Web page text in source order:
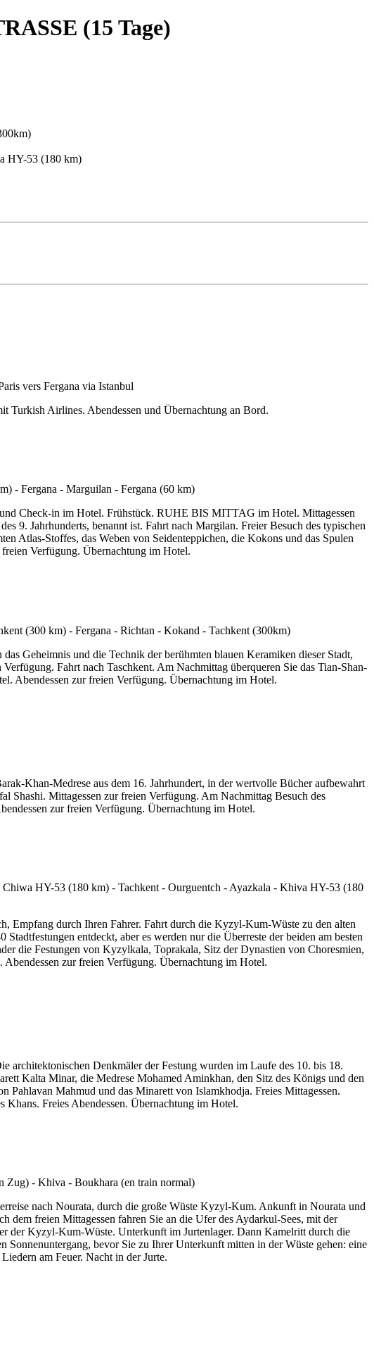
(15 Tage)
Turkish Airlines. Abendessen und Übernachtung an Bord.
Check-in im Hotel. Frühstück. RUHE BIS MITTAG im Hotel. Mittagessen
9. Jahrhunderts, benannt ist. Fahrt nach Margilan. Freier Besuch des typischen
Atlas-Stoffes, das Weben von Seidenteppichen, die Kokons und das Spulen
Verfügung. Übernachtung im Hotel.
Geheimnis und die Technik der berühmten blauen Keramiken dieser Stadt,
Fahrt nach Taschkent. Am Nachmittag überqueren Sie das Tian-Shan-
Abendessen zur freien Verfügung. Übernachtung im Hotel.
Khan-Medrese aus dem 16. Jahrhundert, in der wertvolle Bücher aufbewahrt
Shashi. Mittagessen zur freien Verfügung. Am Nachmittag Besuch des
zur freien Verfügung. Übernachtung im Hotel.
Empfang durch Ihren Fahrer. Fahrt durch die Kyzyl-Kum-Wüste zu den alten
entdeckt, aber es werden nur die Überreste der beiden am besten
die Festungen von Kyzylkala, Toprakala, Sitz der Dynastien von Choresmien,
zur freien Verfügung. Übernachtung im Hotel.
architektonischen Denkmäler der Festung wurden im Laufe des 10. bis 18.
Kalta Minar, die Medrese Mohamed Aminkhan, den Sitz des Königs und den
Mahmud und das Minarett von Islamkhodja. Freies Mittagessen.
Khans. Freies Abendessen. Übernachtung im Hotel.
nach Nourata, durch die große Wüste Kyzyl-Kum. Ankunft in Nourata und
dem freien Mittagessen fahren Sie an die Ufer des Aydarkul-Sees, mit der
der Kyzyl-Kum-Wüste. Unterkunft im Jurtenlager. Dann Kamelritt durch die
bevor Sie zu Ihrer Unterkunft mitten in der Wüste gehen: eine
am Feuer. Nacht in der Jurte.